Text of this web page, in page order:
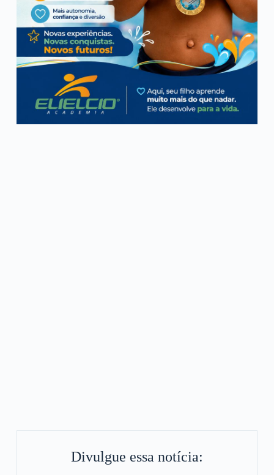
Divulgue essa notícia: